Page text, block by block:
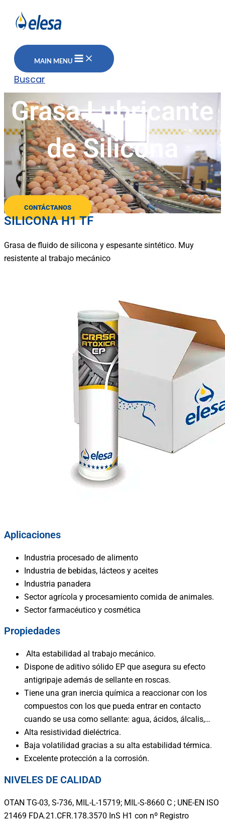
MAIN MENU
Buscar
Grasa Lubricante
de Silicona
CONTÁCTANOS
SILICONA H1 TF
Grasa de fluido de silicona y espesante sintético. Muy
resistente al trabajo mecánico
Aplicaciones
ndustria procesado de alimento
Industria de bebidas, lácteos y aceites
Industria panadera
Sector agrícola y procesamiento comida de animales.
Sector farmacéutico y cosmética
Propiedades
Alta estabilidad al trabajo mecánico.
Dispone de aditivo sólido EP que asegura su efecto
antigripaje además de sellante en roscas.
Tiene una gran inercia química a reaccionar con los
compuestos con los que pueda entraren contacto
cuando se usa como sellante: agua, ácidos, álcalis,…
Alta resistividad dieléctrica.
Baja volatilidad gracias a su alta estabilidad térmica.
Excelente protección a la corrosión.
NIVELES DE CALIDAD
OTAN TG-03, S-736, MIL-L-15719; MIL-S-8660 C ; UNE-EN ISO
21469 FDA.21.CFR.178.3570 InS H1 con nº Registro